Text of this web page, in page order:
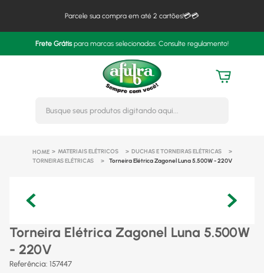
Parcele sua compra em até 2 cartões!💳💳
Frete Grátispara marcas selecionadas. Consulte regulamento!
Busque seus produtos
MATERIAIS ELÉTRICOS
DUCHAS E TORNEIRAS ELÉTRICAS
TORNEIRAS ELÉTRICAS
Torneira Elétrica Zagonel Luna 5.500W - 220V
Torneira Elétrica Zagonel Luna 5.500W
- 220V
Referência: 157447